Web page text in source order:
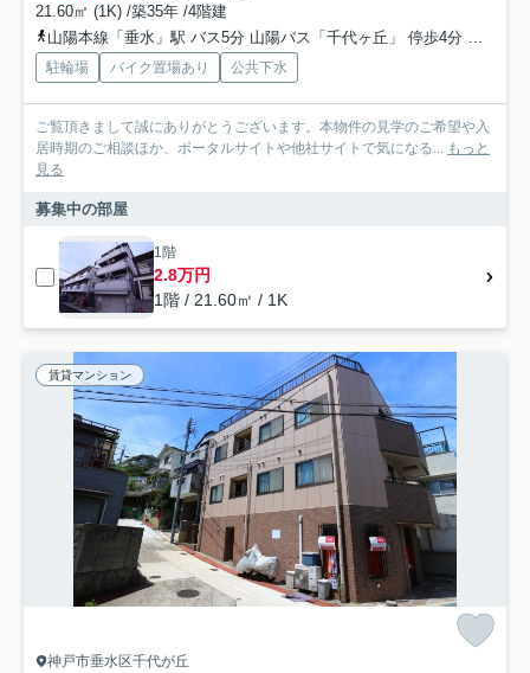
21.60㎡ (1K) /築35年 /4階建
山陽本線「垂水」駅 バス5分 山陽バス「千代ヶ丘」 停歩4分
山陽電
駐輪場 バイク置場あり 公共下水
ご覧頂きまして誠にありがとうございます。本物件の見学のご希望や入
居時期のご相談ほか、ポータルサイトや他社サイトで気になる... もっと
見る
募集中の部屋
1階
2.8万円
1階 / 21.60㎡ / 1K
賃貸マンション
神戸市垂水区千代が丘